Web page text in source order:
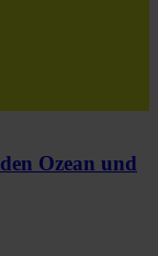
Ozean und